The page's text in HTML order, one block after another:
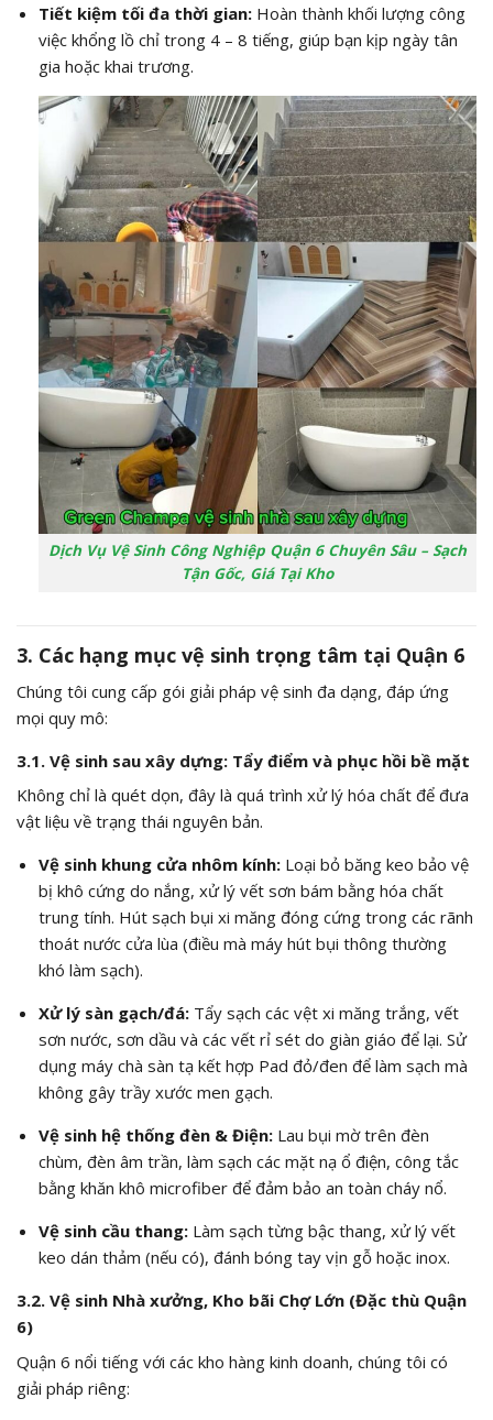
Tiết kiệm tối đa thời gian:Hoàn thành khối lượng công
việc khổng lồ chỉ trong 4 – 8 tiếng, giúp bạn kịp ngày tân
gia hoặc khai trương.
Dịch Vụ Vệ Sinh Công Nghiệp Quận 6 Chuyên Sâu – Sạch
Tận Gốc, Giá Tại Kho
3. Các hạng mục vệ sinh trọng tâm tại Quận 6
Chúng tôi cung cấp gói giải pháp vệ sinh đa dạng, đáp ứng
mọi quy mô:
3.1. Vệ sinh sau xây dựng: Tẩy điểm và phục hồi bề mặt
Không chỉ là quét dọn, đây là quá trình xử lý hóa chất để đưa
vật liệu về trạng thái nguyên bản.
Vệ sinh khung cửa nhôm kính:Loại bỏ băng keo bảo vệ
bị khô cứng do nắng, xử lý vết sơn bám bằng hóa chất
trung tính. Hút sạch bụi xi măng đóng cứng trong các rãnh
thoát nước cửa lùa (điều mà máy hút bụi thông thường
khó làm sạch).
Xử lý sàn gạch/đá:Tẩy sạch các vệt xi măng trắng, vết
sơn nước, sơn dầu và các vết rỉ sét do giàn giáo để lại. Sử
dụng máy chà sàn tạ kết hợp Pad đỏ/đen để làm sạch mà
không gây trầy xước men gạch.
Vệ sinh hệ thống đèn & Điện:Lau bụi mờ trên đèn
chùm, đèn âm trần, làm sạch các mặt nạ ổ điện, công tắc
bằng khăn khô microfiber để đảm bảo an toàn cháy nổ.
Vệ sinh cầu thang:Làm sạch từng bậc thang, xử lý vết
keo dán thảm (nếu có), đánh bóng tay vịn gỗ hoặc inox.
3.2. Vệ sinh Nhà xưởng, Kho bãi Chợ Lớn (Đặc thù Quận
6)
Quận 6 nổi tiếng với các kho hàng kinh doanh, chúng tôi có
giải pháp riêng: